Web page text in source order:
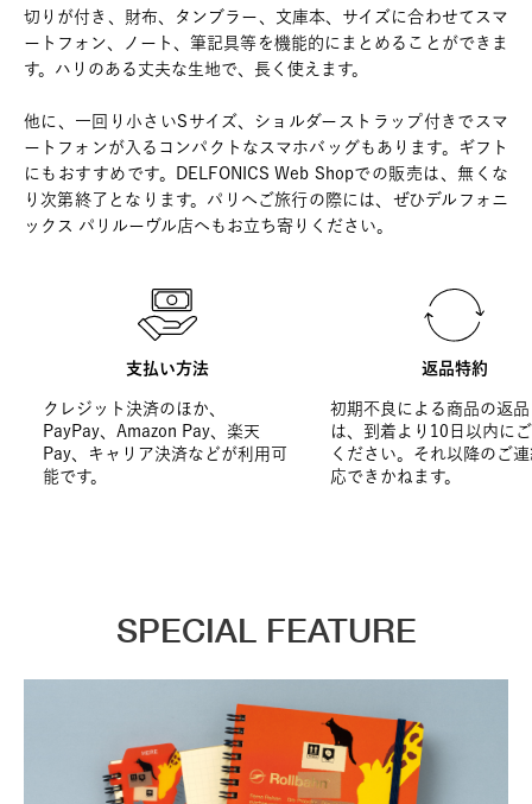
切りが付き、財布、タンブラー、文庫本、サイズに合わせてスマ
ートフォン、ノート、筆記具等を機能的にまとめることができま
す。ハリのある丈夫な生地で、長く使えます。
他に、一回り小さいSサイズ、ショルダーストラップ付きでスマ
ートフォンが入るコンパクトなスマホバッグもあります。ギフト
にもおすすめです。DELFONICS Web Shopでの販売は、無くな
り次第終了となります。パリへご旅行の際には、ぜひデルフォニ
ックス パリルーヴル店へもお立ち寄りください。
支払い方法
クレジット決済のほか、
PayPay、Amazon Pay、楽天
Pay、キャリア決済などが利用可
能です。
返品特約
初期不良による商品の返
は、到着より10日以内に
ください。それ以降のご
応できかねます。
SPECIAL FEATURE